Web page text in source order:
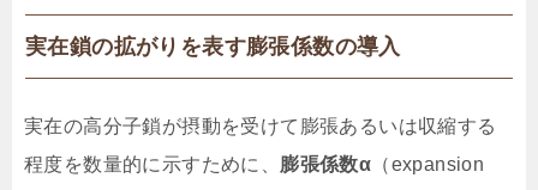
実在鎖の拡がりを表す膨張係数の導入
実在の高分子鎖が摂動を受けて膨張あるいは収縮する
程度を数量的に示すために、 膨張係数α （expansion